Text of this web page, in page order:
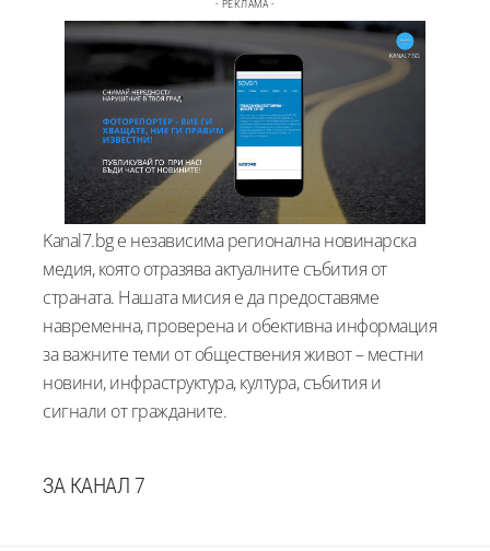
- РЕКЛАМА -
Kanal7.bg е независима регионална новинарска
медия, която отразява актуалните събития от
страната. Нашата мисия е да предоставяме
навременна, проверена и обективна информация
за важните теми от обществения живот – местни
новини, инфраструктура, култура, събития и
сигнали от гражданите.
ЗА КАНАЛ 7